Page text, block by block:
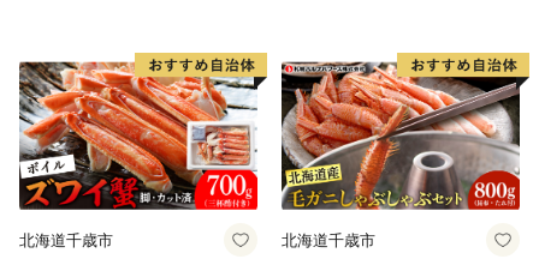
北海道千歳市 北海道千歳市